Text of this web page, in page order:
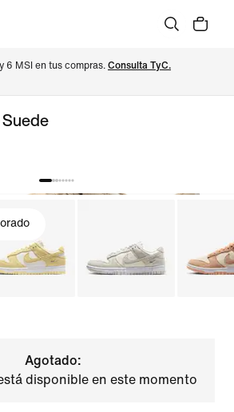
6 MSI en tus compras. Consulta TyC.
Agotado:
disponible en este momento